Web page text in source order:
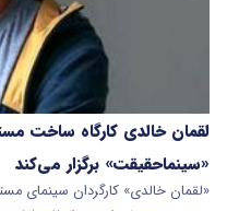
لقمان خالدی کارگاه ساخت
«سینماحقیقت» برگزار می‌کند
«لقمان خالدی» کارگردان سینمای